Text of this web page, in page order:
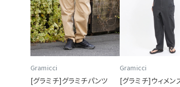
Gramicci
[グラミチ]グラミチパンツ
Gramicci